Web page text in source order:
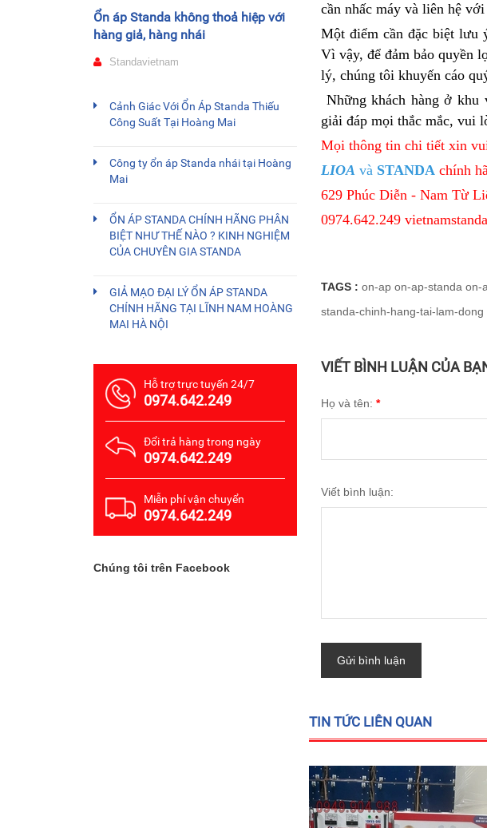
cần nhấc máy và liên hệ
Một điểm cần đặc biệt lưu
Vì vậy, để đảm bảo quyền
lý, chúng tôi khuyến cáo
Những khách hàng ở
giải đáp mọi thắc mắc, vui
Mọi thông tin chi tiết xin
LIOA và STANDA chính
629 Phúc Diễn - Nam Từ
0974.642.249
TAGS : on-ap on-ap-standa on-
standa-chinh-hang-tai-lam-dong
VIẾT BÌNH LUẬN CỦA
Họ và tên: *
Viết bình luận:
Gửi bình luận
TIN TỨC LIÊN QUAN
Ổn áp Standa không thoả hiệp với
hàng giả, hàng nhái
Standavietnam
Cảnh Giác Với Ổn Áp Standa Thiếu
Công Suất Tại Hoàng Mai
Công ty ổn áp Standa nhái tại Hoàng
Mai
ỔN ÁP STANDA CHÍNH HÃNG PHÂN
BIỆT NHƯ THẾ NÀO ? KINH NGHIỆM
CỦA CHUYÊN GIA STANDA
GIẢ MẠO ĐẠI LÝ ỔN ÁP STANDA
CHÍNH HÃNG TẠI LĨNH NAM HOÀNG
MAI HÀ NỘI
Hỗ trợ trực tuyến 24/7
0974.642.249
Đổi trả hàng trong ngày
0974.642.249
Miễn phí vận chuyển
0974.642.249
Chúng tôi trên Facebook